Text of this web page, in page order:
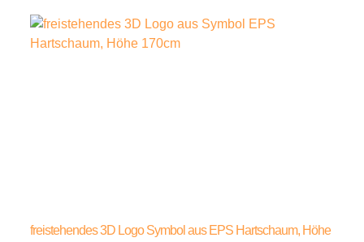
freistehendes 3D Logo Symbol aus EPS Hartschaum, Höhe